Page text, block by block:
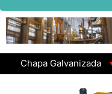
Galvanizada